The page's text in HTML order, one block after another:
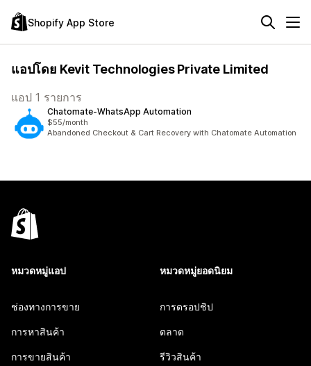
Shopify App Store
แอปโดย Kevit Technologies Private Limited
แอป 1 รายการ
Chatomate‑WhatsApp Automation
$55/month
Abandoned Checkout & Cart Recovery with Chatomate Automation
หมวดหมู่แอป
ช่องทางการขาย
การหาสินค้า
การขายสินค้า
หมวดหมู่ยอดนิยม
การดรอปชิป
ตลาด
รีวิวสินค้า